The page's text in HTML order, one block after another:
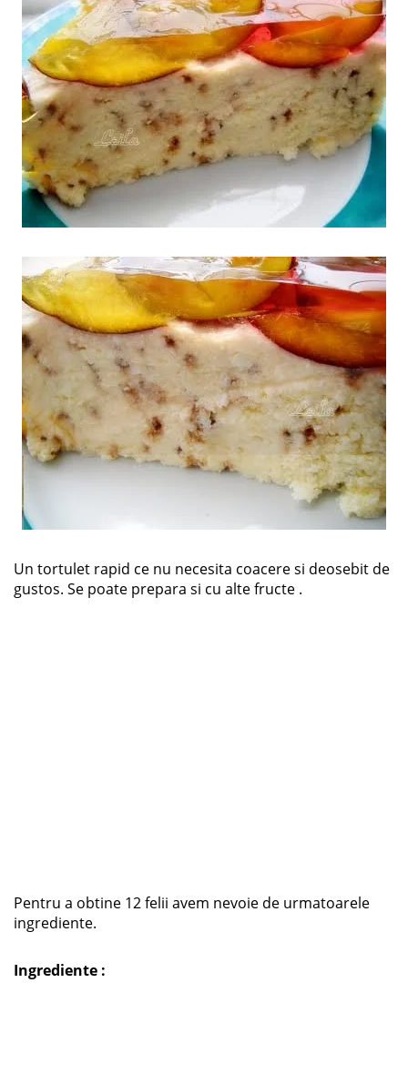
Un tortulet rapid ce nu necesita coacere si deosebit de
gustos. Se poate prepara si cu alte fructe .
Pentru a obtine 12 felii avem nevoie de urmatoarele
ingrediente.
Ingrediente :